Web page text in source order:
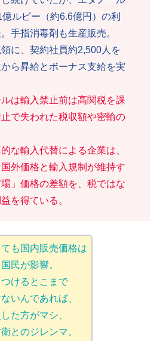
ルピー（約6.6億円）の利
手指消毒剤も生産販売。
領に、契約社員約2,500人を
ら昇給とボーナス支給を実
は輸入禁止前は高関税を課
で失われた税収額や密輸の
な輸入代替による企業は、
国外価格と輸入規制が維持す
」価格の差額を、税ではな
を得ている。
も国内販売価格は
民が影響。
けるとこまで
いんであれば、
た方がマシ、
とのジレンマ。